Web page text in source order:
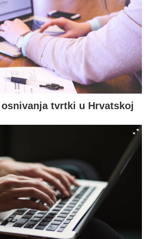
tvrtki u Hrvatskoj